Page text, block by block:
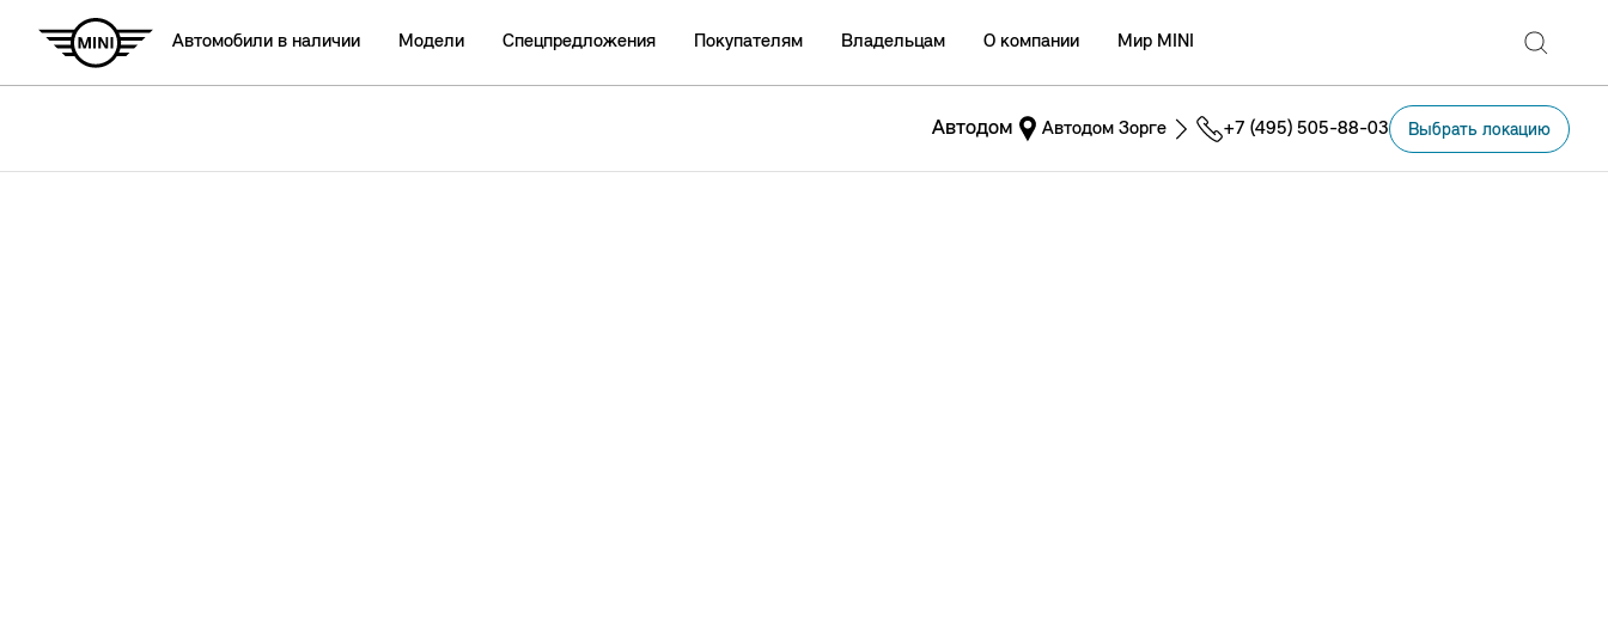
Автодом Выбрать локацию
Автодом Зорге +7 (495) 505-88-03
Автомобили в наличии Модели Спецпредложения Покупателям Владельцам О компании Мир MINI